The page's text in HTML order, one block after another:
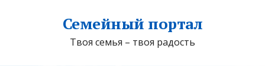
Семейный портал
Твоя семья – твоя радость